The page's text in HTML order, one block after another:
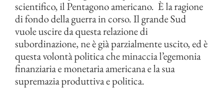
scientifico, il Pentagono americano. È la ragione
di fondo della guerra in corso. Il grande Sud
vuole uscire da questa relazione di
subordinazione, ne è già parzialmente uscito, ed è
questa volontà politica che minaccia l’egemonia
finanziaria e monetaria americana e la sua
supremazia produttiva e politica.